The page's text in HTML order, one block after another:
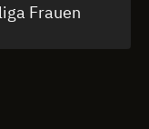
Frauen